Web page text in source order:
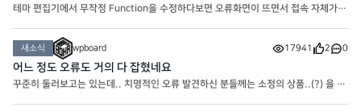
테마 편집기에서 무작정 Function을 수정하다보면 오류화면이 뜨면서 접속 자체가
플러그인을 이용해봅시다. 바로 ‘코드 스니펫’ 입니다.
새소식 wpboard 17941 2 0
어느 정도 오류도 거의 다 잡혔네요
꾸준히 둘러보고는 있는데.. 치명적인 오류 발견하신 분들께는 소정의 상품..(?) 을 드